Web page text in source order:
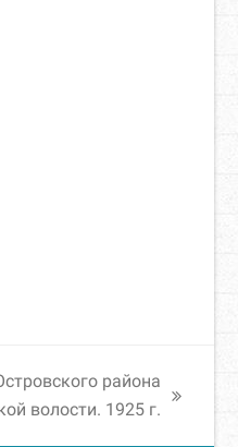
района
волости. 1925 г.